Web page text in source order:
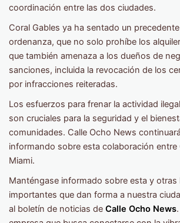
coordinación entre las dos ciudades.
Coral Gables ya ha sentado un
ordenanza, que no solo prohíbe los
que también amenaza a los dueños de
sanciones, incluida la revocación de los
por infracciones reiteradas.
Los esfuerzos para frenar la actividad
son cruciales para la seguridad y el
comunidades. Calle Ocho News
informando sobre esta colaboración entre
Miami.
Manténgase informado sobre esta y otras
importantes que dan forma a nuestra
al boletín de noticias de Calle Ocho News